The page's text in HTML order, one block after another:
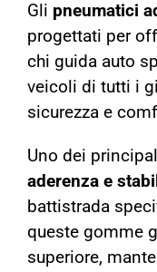
Gli pneumatici
progettati per
chi guida auto
veicoli di tutti i
sicurezza e
Uno dei
aderenza e
battistrada
queste gomme
superiore,